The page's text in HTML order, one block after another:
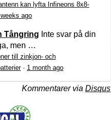
kan lyfta Infineons 8x8-
ago
Tångring Inte svar på din
men …
till zinkjon- och
· 1 month ago
Kommentarer via Disqus